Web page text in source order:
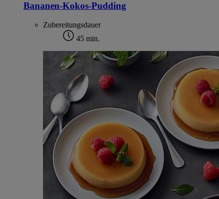
Bananen-Kokos-Pudding
Zubereitungsdauer
45 min.